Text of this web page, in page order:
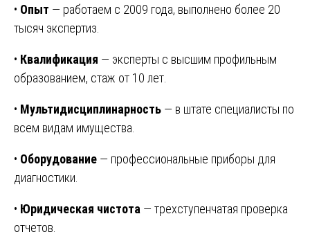
• Опыт — работаем с 2009 года, выполнено более 20
тысяч экспертиз.
• Квалификация — эксперты с высшим профильным
образованием, стаж от 10 лет.
• Мультидисциплинарность — в штате специалисты по
всем видам имущества.
• Оборудование — профессиональные приборы для
диагностики.
• Юридическая чистота — трехступенчатая проверка
отчетов.